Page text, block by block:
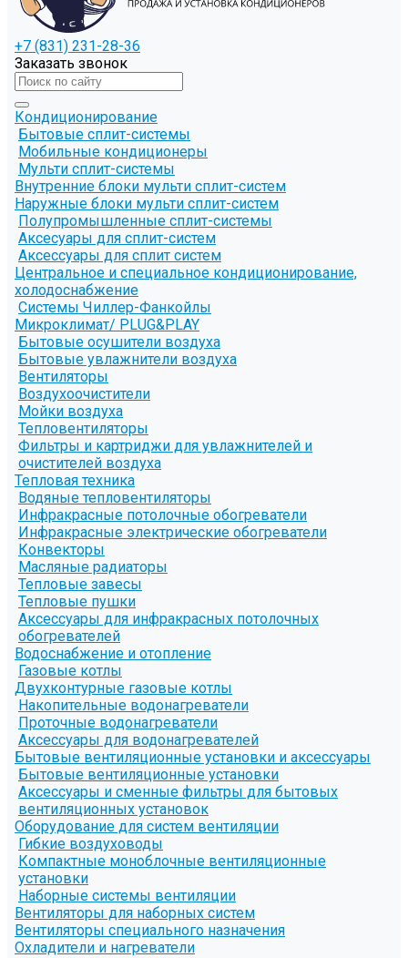
+7 (831) 231-28-36
Заказать звонок
Кондиционирование
Бытовые сплит-системы
Мобильные кондиционеры
Мульти сплит-системы
Внутренние блоки мульти сплит-систем
Наружные блоки мульти сплит-систем
Полупромышленные сплит-системы
Аксесуары для сплит-систем
Аксессуары для сплит систем
Центральное и специальное кондиционирование,
холодоснабжение
Системы Чиллер-Фанкойлы
Микроклимат/ PLUG&PLAY
Бытовые осушители воздуха
Бытовые увлажнители воздуха
Вентиляторы
Воздухоочистители
Мойки воздуха
Тепловентиляторы
Фильтры и картриджи для увлажнителей и
очистителей воздуха
Тепловая техника
Водяные тепловентиляторы
Инфракрасные потолочные обогреватели
Инфракрасные электрические обогреватели
Конвекторы
Масляные радиаторы
Тепловые завесы
Тепловые пушки
Аксессуары для инфракрасных потолочных
обогревателей
Водоснабжение и отопление
Газовые котлы
Двухконтурные газовые котлы
Накопительные водонагреватели
Проточные водонагреватели
Аксессуары для водонагревателей
Бытовые вентиляционные установки и аксессуары
Бытовые вентиляционные установки
Аксессуары и сменные фильтры для бытовых
вентиляционных установок
Оборудование для систем вентиляции
Гибкие воздуховоды
Компактные моноблочные вентиляционные
установки
Наборные системы вентиляции
Вентиляторы для наборных систем
Вентиляторы специального назначения
Охладители и нагреватели